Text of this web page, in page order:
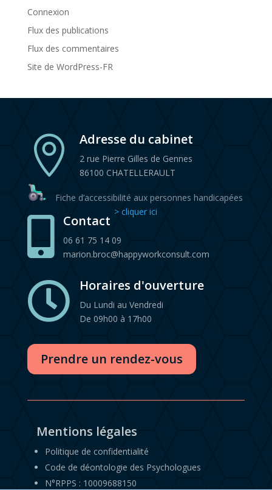
Connexion
Flux des publications
Flux des commentaires
Site de WordPress-FR
 Adresse du cabinet
2 rue Pierre Gilles de Gennes
86100 CHATELLERAULT
Fiche d’accessibilité aux personnes handicapées
> cliquer ici
 Contact
06 61 75 14 09
marion.broc@happyworkconsult.com
 Horaires d'ouverture
Du Lundi au Vendredi
De 09h00 à 17h00
Prendre un rendez-vous
Mentions légales
Politique de confidentialité
Code de déontologie des Psychologues
N°RPPS : 10009688150